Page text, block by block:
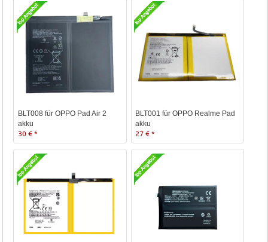
BLT008 für OPPO Pad Air 2
akku
30 € *
BLT001 für OPPO Realme Pad
akku
27 € *